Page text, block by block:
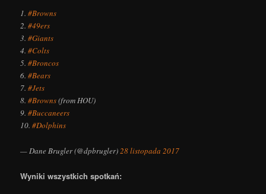
1.#Browns
2.#49ers
3.#Giants
4.#Colts
5.#Broncos
6.#Bears
7.#Jets
8.#Browns(from HOU)
9.#Buccaneers
10.#Dolphins
— Dane Brugler (@dpbrugler) 28 listopada 2017
Wyniki wszystkich spotkań: